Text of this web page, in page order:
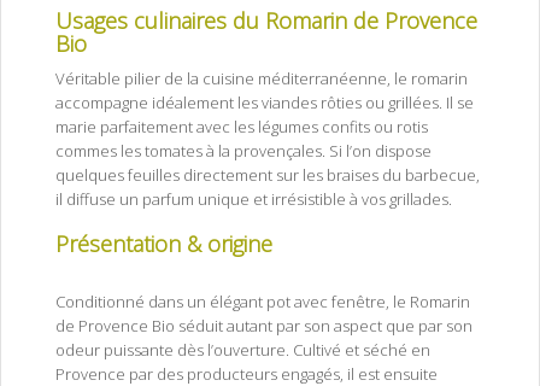
Usages culinaires du Romarin de Provence
Bio
Véritable pilier de la cuisine méditerranéenne, le romarin
accompagne idéalement les viandes rôties ou grillées. Il se
marie parfaitement avec les légumes confits ou rotis
commes les tomates à la provençales. Si l’on dispose
quelques feuilles directement sur les braises du barbecue,
il diffuse un parfum unique et irrésistible à vos grillades.
Présentation & origine
Conditionné dans un élégant pot avec fenêtre, le Romarin
de Provence Bio séduit autant par son aspect que par son
odeur puissante dès l’ouverture. Cultivé et séché en
Provence par des producteurs engagés, il est ensuite